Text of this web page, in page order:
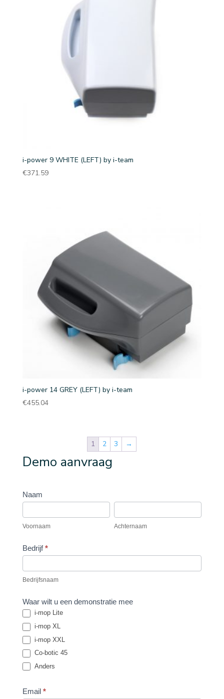
i-power 9 WHITE (LEFT) by i-team
€371.59
i-power 14 GREY (LEFT) by i-team
€455.04
1 2 3 →
Demo aanvraag
Vraag
demo
aan
Naam
Voornaam Achternaam
Bedrijf*
Bedrijfsnaam
Waar wilt u een demonstratie mee
i-mop Lite
i-mop XL
i-mop XXL
Co-botic 45
Anders
Email *